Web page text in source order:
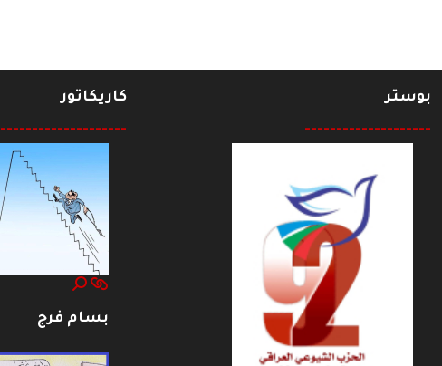
بوستر
--------------------
كاريكاتور
--------------------
بسام فرج